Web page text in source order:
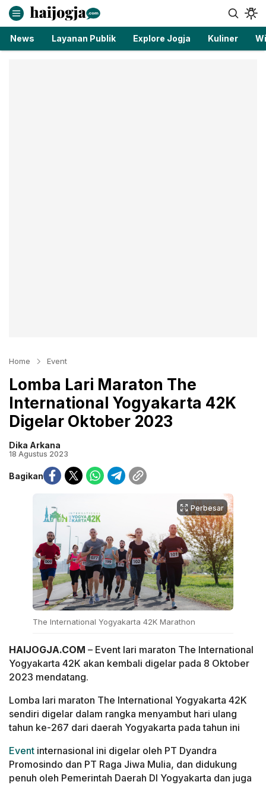
haijogja.com
Berita Jogja Terbaru dan Terkini
News Layanan Publik Explore Jogja Kuliner
Home Event
Lomba Lari Maraton The
International Yogyakarta 42K
Digelar Oktober 2023
Dika Arkana
18 Agustus 2023
Bagikan
Perbesar
The International Yogyakarta 42K Marathon
HAIJOGJA.COM – Event lari maraton The International
Yogyakarta 42K akan kembali digelar pada 8 Oktober
2023 mendatang.
Lomba lari maraton The International Yogyakarta 42K
sendiri digelar dalam rangka menyambut hari ulang
tahun ke-267 dari daerah Yogyakarta pada tahun ini
Event internasional ini digelar oleh PT Dyandra
Promosindo dan PT Raga Jiwa Mulia, dan didukung
penuh oleh Pemerintah Daerah DI Yogyakarta dan juga